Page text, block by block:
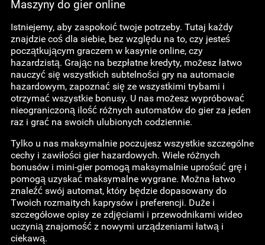
Maszyny do gier online
Istniejemy, aby zaspokoić twoje potrzeby. Tutaj każdy
znajdzie coś dla siebie, bez względu na to, czy jesteś
początkującym graczem w kasynie online, czy
hazardzistą. Grając na bezpłatne kredyty, możesz łatwo
nauczyć się wszystkich subtelności gry na automacie
hazardowym, zapoznać się ze wszystkimi trybami i
otrzymać wszystkie bonusy. U nas możesz wypróbować
nieograniczoną ilość różnych automatów do gier za jeden
raz i grać na swoich ulubionych codziennie.
Tylko u nas maksymalnie poczujesz wszystkie szczególne
cechy i zawiłości gier hazardowych. Wiele różnych
bonusów i mini-gier pomogą maksymalnie uprościć grę i
pomogą uzyskać maksymalne wygrane. Można łatwo
znaleźć swój automat, który będzie dopasowany do
Twoich rozmaitych kaprysów i preferencji. Duże i
szczegółowe opisy ze zdjęciami i przewodnikami wideo
uczynią znajomość z nowymi urządzeniami łatwą i
ciekawą.